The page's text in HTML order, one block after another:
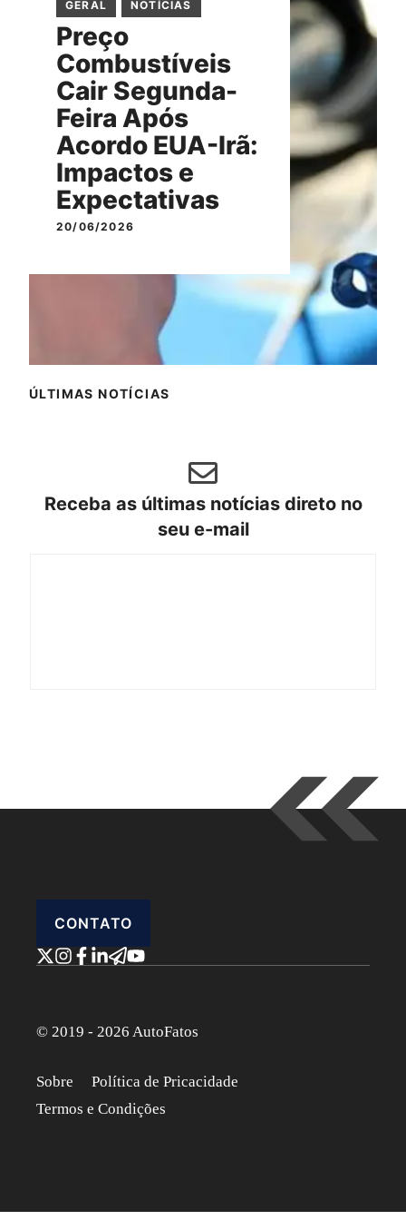
GERAL NOTÍCIAS
Preço
Combustíveis
Cair Segunda-
Feira Após
Acordo EUA-Irã:
Impactos e
Expectativas
20/06/2026
ÚLTIMAS NOTÍCIAS
Receba as últimas notícias direto no
seu e-mail
CONTATO
© 2019 - 2026 AutoFatos
Sobre
Política de Pricacidade
Termos e Condições